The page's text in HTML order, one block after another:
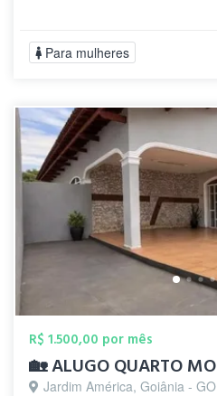
Para mulheres
R$ 1.500,00 por mês
Jardim América, Goiânia - GO